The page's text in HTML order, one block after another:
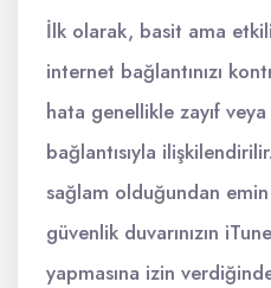
İlk olarak, basit ama
internet bağlantınızı
hata genellikle zayıf
bağlantısıyla
sağlam olduğundan
güvenlik duvarınızın
yapmasına izin